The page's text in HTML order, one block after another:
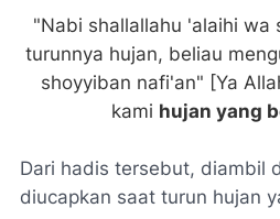
"Nabi shallallahu 'alaihi wa
turunnya hujan, beliau
shoyyiban nafi'an" [Ya
kami hujan yang
Dari hadis tersebut, diambil
diucapkan saat turun hujan